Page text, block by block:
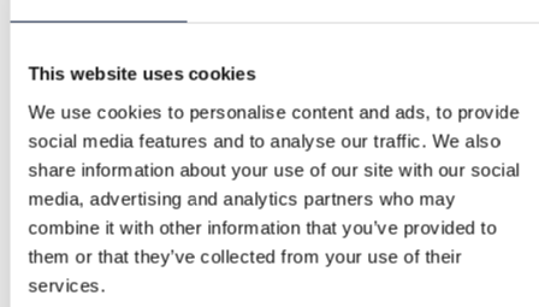
This website uses cookies
We use cookies to personalise content and ads, to provide
social media features and to analyse our traffic. We also
share information about your use of our site with our social
media, advertising and analytics partners who may
combine it with other information that you’ve provided to
them or that they’ve collected from your use of their
services.
Kategori
Gucci
Størrelse
–
Tilstand